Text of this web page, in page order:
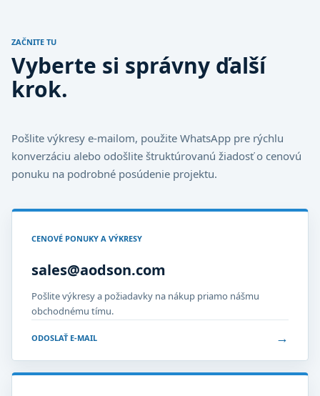
ZAČNITE TU
Vyberte si správny ďalší
krok.
Pošlite výkresy e-mailom, použite WhatsApp pre rýchlu
konverzáciu alebo odošlite štruktúrovanú žiadosť o cenovú
ponuku na podrobné posúdenie projektu.
CENOVÉ PONUKY A VÝKRESY
sales@aodson.com
Pošlite výkresy a požiadavky na nákup priamo nášmu
obchodnému tímu.
ODOSLAŤ E-MAIL →